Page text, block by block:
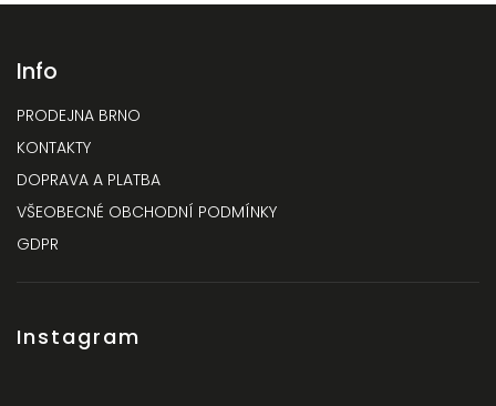
Info
PRODEJNA BRNO
KONTAKTY
DOPRAVA A PLATBA
VŠEOBECNÉ OBCHODNÍ PODMÍNKY
GDPR
Instagram